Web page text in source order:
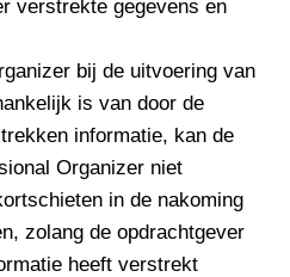
verstrekte gegevens en
bij de uitvoering van
is van door de
informatie, kan de
Organizer niet
in de nakoming
zolang de opdrachtgever
heeft verstrekt